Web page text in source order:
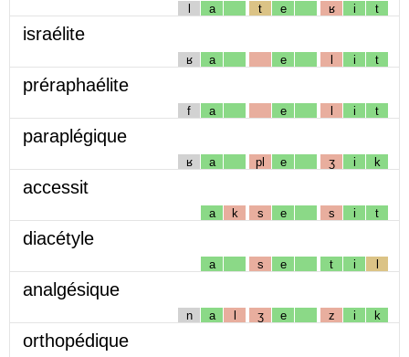
l a t e ʁ i t
israélite
ʁ a e l i t
préraphaélite
f a e l i t
paraplégique
ʁ a pl e ʒ i k
accessit
a k s e s i t
diacétyle
a s e t i l
analgésique
n a l ʒ e z i k
orthopédique